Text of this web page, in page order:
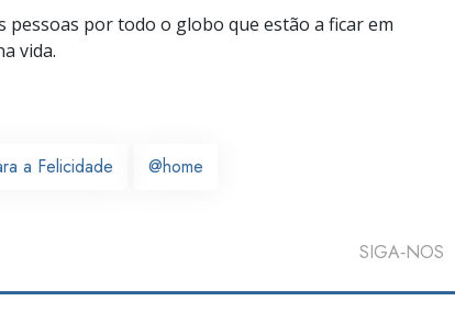
pessoas por todo o globo que estão a ficar em
vida.
a Felicidade @home
SIGA‑NOS